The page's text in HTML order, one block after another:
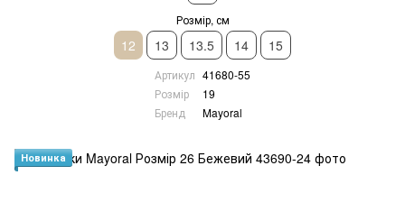
Розмір, см
12 13 13.5 14 15
Артикул 41680-55
Розмір
19
Бренд
Mayoral
Новинка